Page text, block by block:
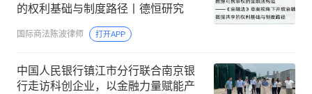
的权利基础与制度路径丨德恒研究
国际商法陈波律师 打开APP
中国人民银行镇江市分行联合南京银
行走访科创企业，以金融力量赋能产